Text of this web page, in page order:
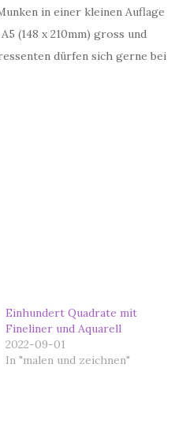
in einer kleinen Auflage
(148 x 210mm) gross und
dürfen sich gerne bei
Einhundert Quadrate mit
Fineliner und Aquarell
2022-09-01
In "malen und zeichnen"